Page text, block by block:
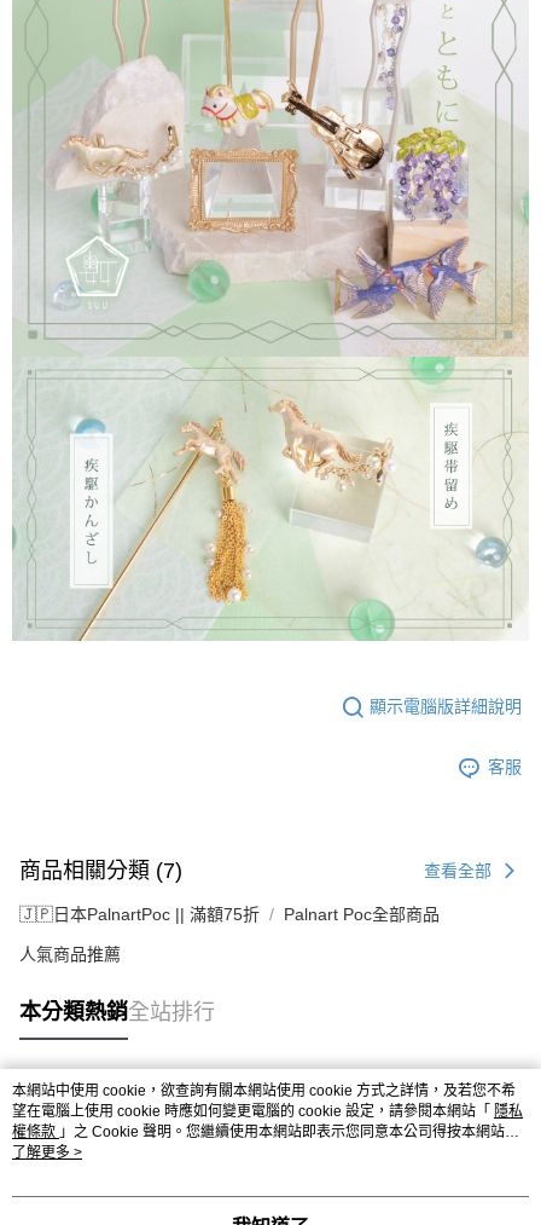
顯示電腦版詳細說明
客服
商品相關分類 (7) 查看全部
🇯🇵日本PalnartPoc || 滿額75折 Palnart Poc全部商品
人氣商品推薦
本分類熱銷全站排行
熱門標籤
本網站中使用 cookie，欲查詢有關本網站使用 cookie 方式之詳情，及若您不希
望在電腦上使用 cookie 時應如何變更電腦的 cookie 設定，請參閱本網站「 隱私
權條款 」之 Cookie 聲明。您繼續使用本網站即表示您同意本公司得按本網站使
用條款之 Cookie 聲明使用 cookie。
了解更多 >